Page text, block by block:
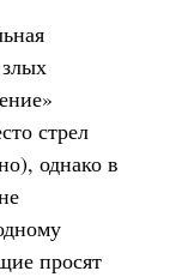
стрел
однако в
просят